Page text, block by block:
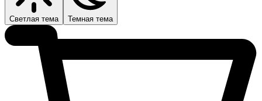
Светлая тема Темная тема